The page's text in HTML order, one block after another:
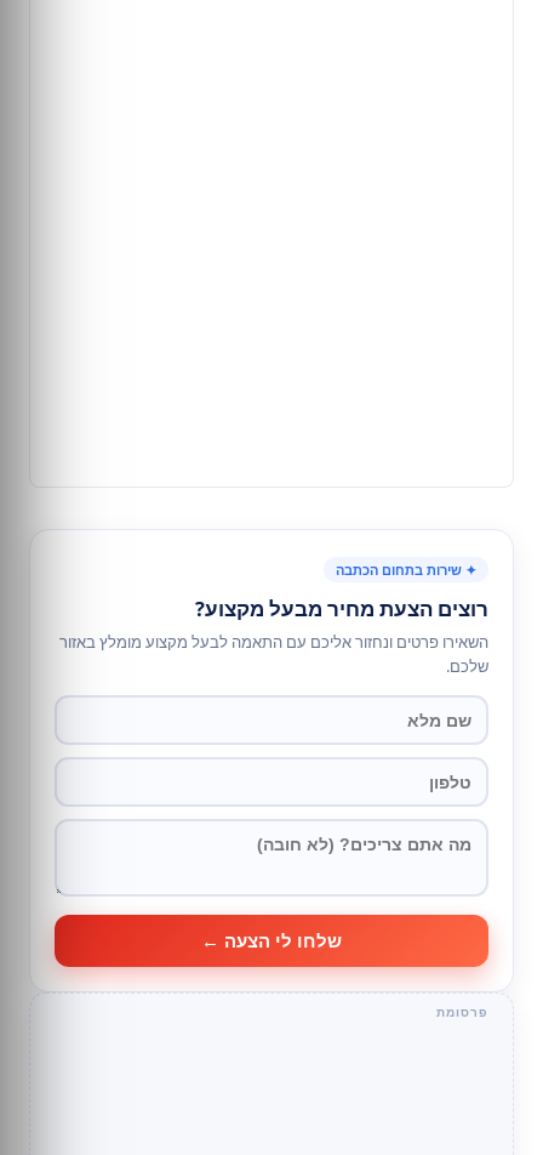
✦ שירות בתחום הכתבה
רוצים הצעת מחיר מבעל מקצוע?
השאירו פרטים ונחזור אליכם עם התאמה לבעל מקצוע מומלץ באזור
שלכם.
שלחו לי הצעה ←